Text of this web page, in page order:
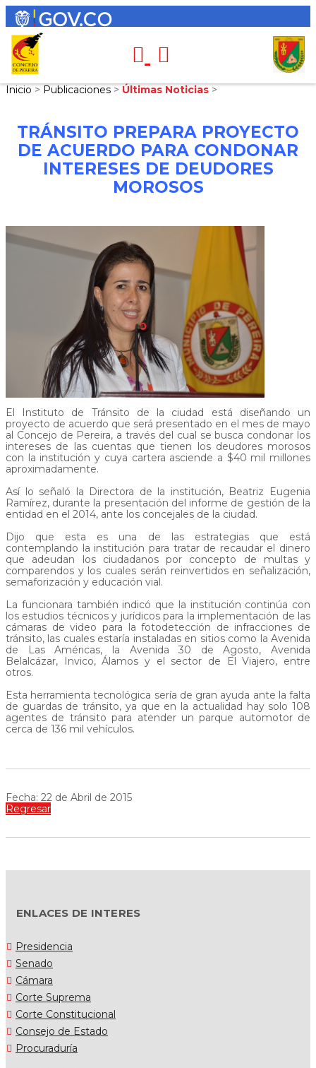
Inicio > Publicaciones > Últimas Noticias >
TRÁNSITO PREPARA PROYECTO
DE ACUERDO PARA CONDONAR
INTERESES DE DEUDORES
MOROSOS
El Instituto de Tránsito de la ciudad está diseñando un
proyecto de acuerdo que será presentado en el mes de mayo
al Concejo de Pereira, a través del cual se busca condonar los
intereses de las cuentas que tienen los deudores morosos
con la institución y cuya cartera asciende a $40 mil millones
aproximadamente.
Así lo señaló la Directora de la institución, Beatriz Eugenia
Ramírez, durante la presentación del informe de gestión de la
entidad en el 2014, ante los concejales de la ciudad.
Dijo que esta es una de las estrategias que está
contemplando la institución para tratar de recaudar el dinero
que adeudan los ciudadanos por concepto de multas y
comparendos y los cuales serán reinvertidos en señalización,
semaforización y educación vial.
La funcionara también indicó que la institución continúa con
los estudios técnicos y jurídicos para la implementación de las
cámaras de video para la fotodetección de infracciones de
tránsito, las cuales estaría instaladas en sitios como la Avenida
de Las Américas, la Avenida 30 de Agosto, Avenida
Belalcázar, Invico, Álamos y el sector de El Viajero, entre
otros.
Esta herramienta tecnológica sería de gran ayuda ante la falta
de guardas de tránsito, ya que en la actualidad hay solo 108
agentes de tránsito para atender un parque automotor de
cerca de 136 mil vehículos.
Fecha: 22 de Abril de 2015
Regresar
ENLACES DE INTERES
Presidencia
Senado
Cámara
Corte Suprema
Corte Constitucional
Consejo de Estado
Procuraduría